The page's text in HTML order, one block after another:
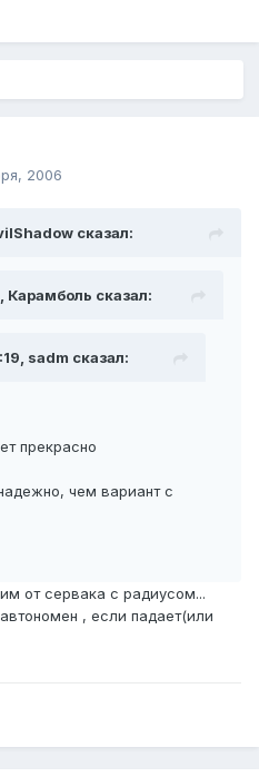
2006
сказал:
Карамболь сказал:
sadm сказал:
прекрасно
чем вариант с
от сервака с радиусом...
, если падает(или